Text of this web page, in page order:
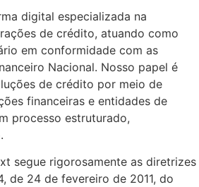
digital especializada na
de crédito, atuando como
em conformidade com as
Nacional. Nosso papel é
de crédito por meio de
financeiras e entidades de
processo estruturado,
segue rigorosamente as diretrizes
de 24 de fevereiro de 2011, do